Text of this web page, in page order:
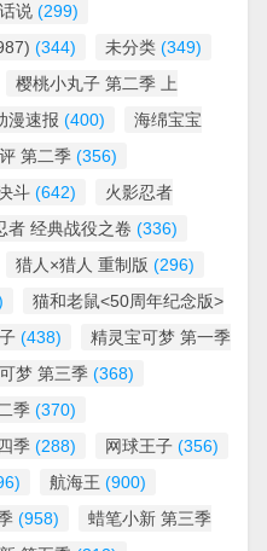
说 (299)
(344) 未分类 (349)
樱桃小丸子 第二季 上
漫速报 (400)
海绵宝宝
第二季 (356)
斗 (642)
火影忍者
者 经典战役之卷 (336)
猎人×猎人 重制版 (296)
猫和老鼠<50周年纪念版>
(438)
精灵宝可梦 第一季
梦 第三季 (368)
季 (370)
季 (288) 网球王子 (356)
航海王 (900)
(958)
蜡笔小新 第三季